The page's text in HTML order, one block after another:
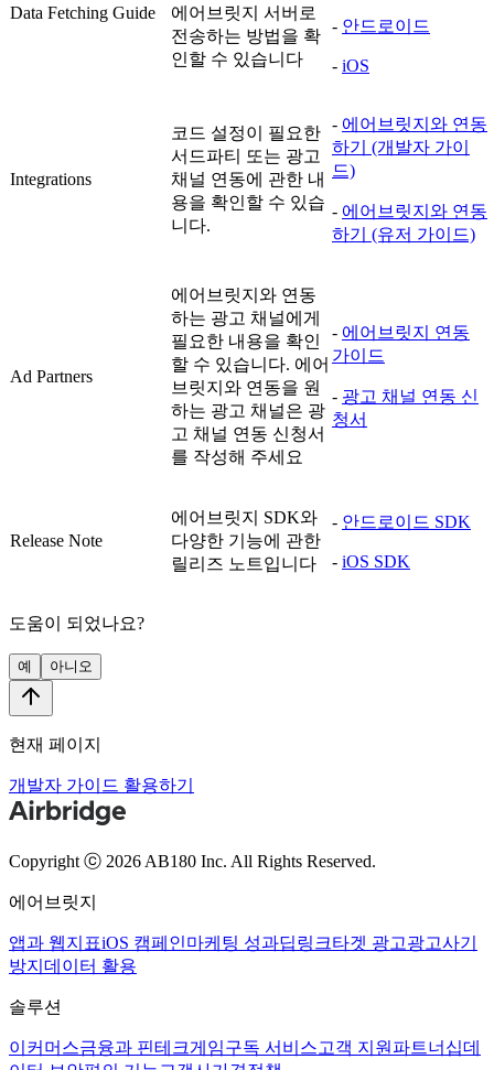
Data Fetching Guide
에어브릿지 서버로
전송하는 방법을 확
인할 수 있습니다
- 안드로이드
- iOS
Integrations
코드 설정이 필요한
서드파티 또는 광고
채널 연동에 관한 내
용을 확인할 수 있습
니다.
- 에어브릿지와 연동
하기 (개발자 가이
드)
- 에어브릿지와 연동
하기 (유저 가이드)
Ad Partners
에어브릿지와 연동
하는 광고 채널에게
필요한 내용을 확인
할 수 있습니다. 에어
브릿지와 연동을 원
하는 광고 채널은 광
고 채널 연동 신청서
를 작성해 주세요
- 에어브릿지 연동
가이드
- 광고 채널 연동 신
청서
Release Note
에어브릿지 SDK와
다양한 기능에 관한
릴리즈 노트입니다
- 안드로이드 SDK
- iOS SDK
도움이 되었나요?
예 아니오
현재 페이지
개발자 가이드 활용하기
Copyright ⓒ 2026 AB180 Inc. All Rights Reserved.
에어브릿지
앱과 웹지표iOS 캠페인마케팅 성과딥링크타겟 광고광고사기
방지 데이터 활용
솔루션
이커머스금융과 핀테크게임구독 서비스고객 지원 파트너십데